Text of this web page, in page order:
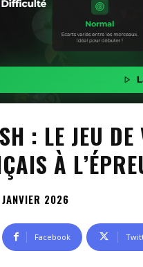
: LE JEU
À
2026
Facebook